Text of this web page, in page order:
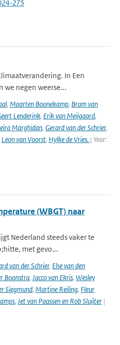
275
In Een
we negen weerse...
, Maarten Boonekamp, Bram van
Lenderink, Erik van Meijgaard,
Marghidan, Gerard van der Schrier,
Leon van Voorst, Hylke de Vries. | Year:
(WBGT) naar
Nederland steeds vaker te
met gevo...
van der Schrier, Else van den
Boonstra, Jacco van Ekris, Wesley
Siegmund, Martine Reiling, Fleur
, Jet van Paassen en Rob Sluijter |